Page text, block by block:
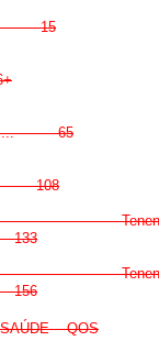
15
65
108
133
156
- QOS